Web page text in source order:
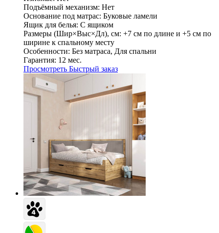
Подъёмный механизм: Нет
Основание под матрас: Буковые ламели
Ящик для белья: С ящиком
Размеры (Шир×Выс×Дл), см: +7 см по длине и +5 см по
ширине к спальному месту
Особенности: Без матраса, Для спальни
Гарантия: 12 мес.
Просмотреть Быстрый заказ